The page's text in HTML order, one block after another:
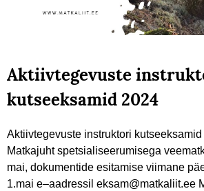
Aktiivtegevuste
kutseeksamid 2024
Aktiivtegevuste instruktori
Matkajuht spetsialiseerumisega
mai, dokumentide esitamise viimane
1.mai e–aadressil eksam@matkaliit.ee